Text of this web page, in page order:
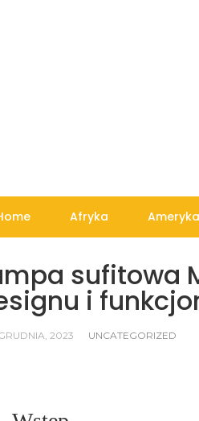
Afryka Ameryka
sufitowa
i
2023 UNCATEGORIZED